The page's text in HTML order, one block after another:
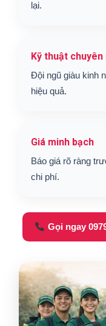
lại.
Kỹ thuật chuyên
Đội ngũ giàu kinh
hiệu quả.
Giá minh bạch
Báo giá rõ ràng
chi phí.
Gọi ngay